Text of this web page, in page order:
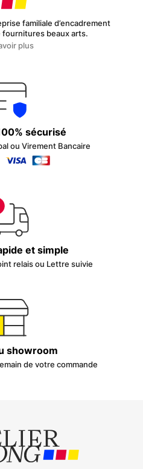
familiale d’encadrement
beaux arts.
plus
sécurisé
ou Virement Bancaire
et simple
relais ou Lettre suivie
showroom
de votre commande